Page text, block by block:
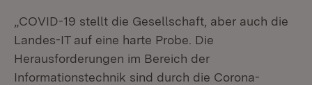
„COVID-19 stellt die Gesellschaft, aber auch die
Landes-IT auf eine harte Probe. Die
Herausforderungen im Bereich der
Informationstechnik sind durch die Corona-